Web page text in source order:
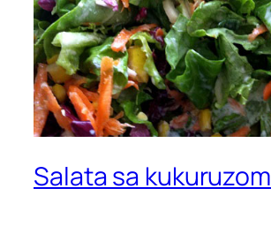
Salata sa kukuruzom